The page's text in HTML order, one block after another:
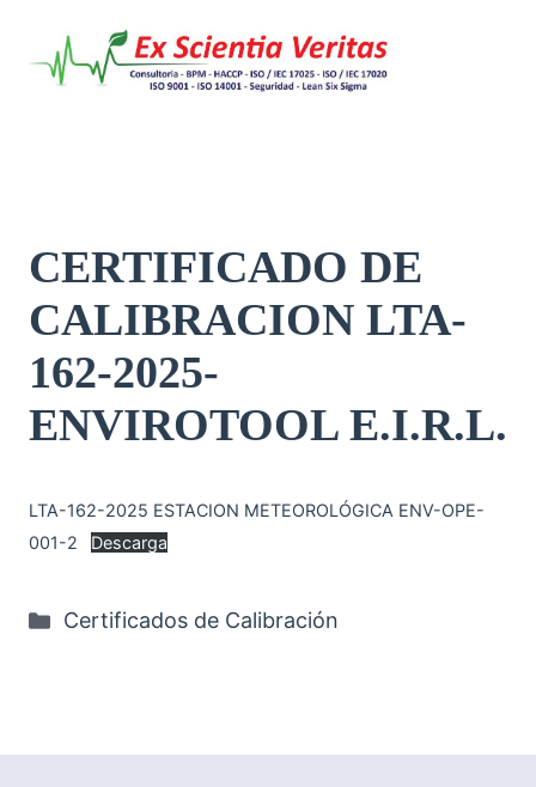
contenido
CERTIFICADO DE
CALIBRACION LTA-
162-2025-
ENVIROTOOL E.I.R.L.
LTA-162-2025 ESTACION METEOROLÓGICA ENV-OPE-
001-2
Descarga
Categorías
Certificados de Calibración